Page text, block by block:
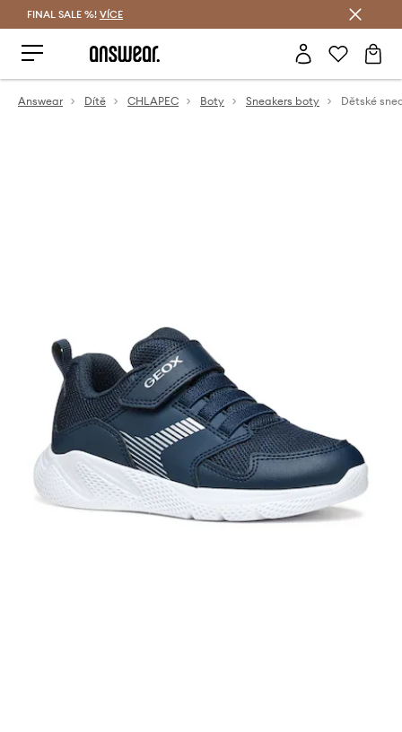
FINAL SALE %! VÍCE
Answear Dítě CHLAPEC Boty Sneakers boty